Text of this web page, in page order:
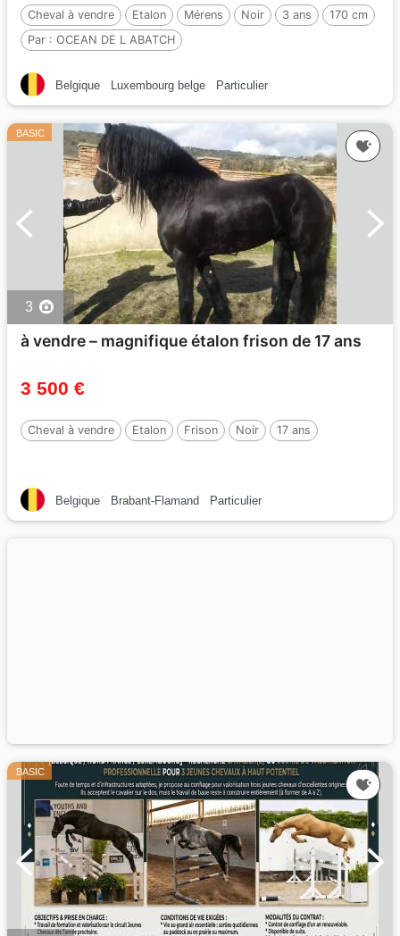
Cheval à vendre Etalon Mérens Noir 3 ans
170 cm
Par : OCEAN DE L ABATCH
Belgique Luxembourg belge Particulier
BASIC
3
à vendre – magnifique étalon frison de 17 ans
3 500 €
Cheval à vendre Etalon Frison Noir 17 ans
Belgique Brabant-Flamand Particulier
BASIC